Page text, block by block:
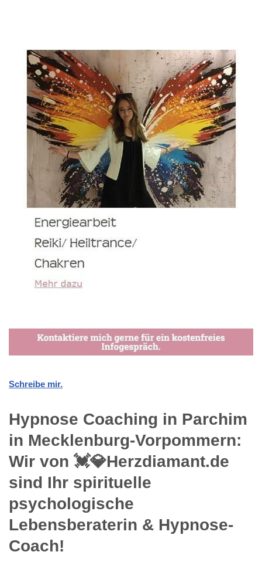
Schreibe mir.
Hypnose Coaching in Parchim
in Mecklenburg-Vorpommern:
Wir von 💓️💎Herzdiamant.de
sind Ihr spirituelle
psychologische
Lebensberaterin & Hypnose-
Coach!